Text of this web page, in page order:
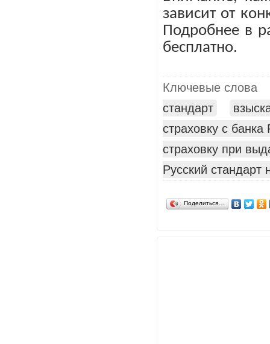
зависит от
Подробнее в
бесплатно.
Ключевые слова
стандарт
страховку с банка
страховку при
Русский стандарт
Поделиться…